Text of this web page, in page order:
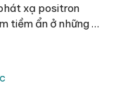
xạ positron
tiềm ẩn ở những …